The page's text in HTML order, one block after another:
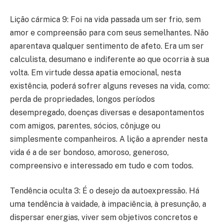
Lição cármica 9: Foi na vida passada um ser frio, sem
amor e compreensão para com seus semelhantes. Não
aparentava qualquer sentimento de afeto. Era um ser
calculista, desumano e indiferente ao que ocorria à sua
volta. Em virtude dessa apatia emocional, nesta
existência, poderá sofrer alguns reveses na vida, como:
perda de propriedades, longos períodos
desempregado, doenças diversas e desapontamentos
com amigos, parentes, sócios, cônjuge ou
simplesmente companheiros. A lição a aprender nesta
vida é a de ser bondoso, amoroso, generoso,
compreensivo e interessado em tudo e com todos.
Tendência oculta 3: É o desejo da autoexpressão. Há
uma tendência à vaidade, à impaciência, à presunção, a
dispersar energias, viver sem objetivos concretos e